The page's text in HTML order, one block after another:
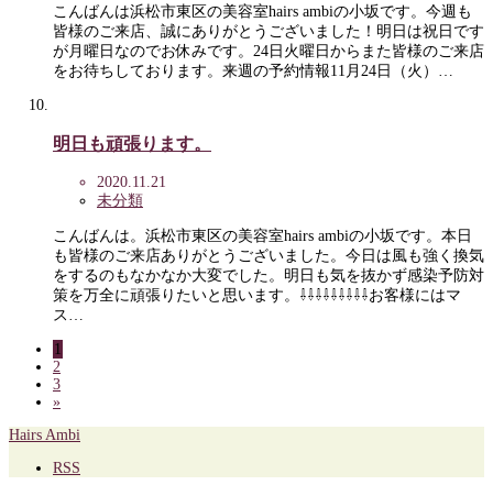
こんばんは浜松市東区の美容室hairs ambiの小坂です。今週も
皆様のご来店、誠にありがとうございました！明日は祝日です
が月曜日なのでお休みです。24日火曜日からまた皆様のご来店
をお待ちしております。来週の予約情報11月24日（火）…
明日も頑張ります。
2020.11.21
未分類
こんばんは。浜松市東区の美容室hairs ambiの小坂です。本日
も皆様のご来店ありがとうございました。今日は風も強く換気
をするのもなかなか大変でした。明日も気を抜かず感染予防対
策を万全に頑張りたいと思います。⇩⇩⇩⇩⇩⇩⇩⇩⇩お客様にはマ
ス…
1
2
3
»
Hairs Ambi
RSS